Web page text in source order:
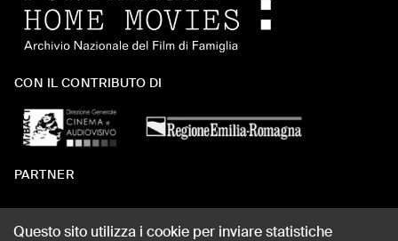
CON IL CONTRIBUTO DI
PARTNER
Questo sito utilizza i cookie per inviare statistiche